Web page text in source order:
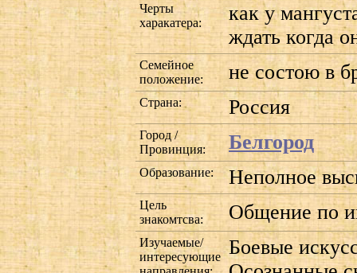
Черты
харакатера:
как у
ждать когда
Семейное
положение:
не состою в
Страна: Россия
Город /
Провинция:
Белгород
Образование: Неполное
Цель
знакомтсва:
Общение по
Изучаемые/
интересующие Боевые